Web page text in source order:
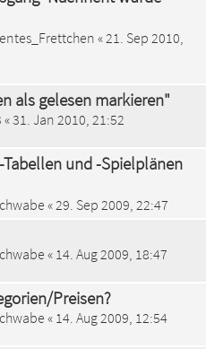
« 21. Sep 2010,
als gelesen markieren"
«31. Jan 2010, 21:52
und -Spielplänen
« 29. Sep 2009, 22:47
« 14. Aug 2009, 18:47
Preisen?
« 14. Aug 2009, 12:54